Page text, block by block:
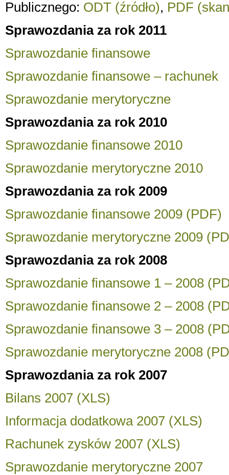
Publicznego: ODT (źródło), PDF
Sprawozdania za rok 2011
Sprawozdanie finansowe
Sprawozdanie finansowe – rachunek
Sprawozdanie merytoryczne
Sprawozdania za rok 2010
Sprawozdanie finansowe 2010
Sprawozdanie merytoryczne 2010
Sprawozdania za rok 2009
Sprawozdanie finansowe 2009 (PDF)
Sprawozdanie merytoryczne 2009
Sprawozdania za rok 2008
Sprawozdanie finansowe 1 – 2008
Sprawozdanie finansowe 2 – 2008
Sprawozdanie finansowe 3 – 2008
Sprawozdanie merytoryczne 2008
Sprawozdania za rok 2007
Bilans 2007 (XLS)
Informacja dodatkowa 2007 (XLS)
Rachunek zysków 2007 (XLS)
Sprawozdanie merytoryczne 2007